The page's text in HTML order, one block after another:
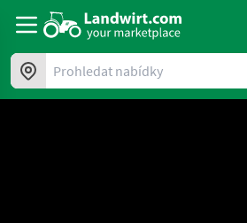
Prohledat nabídky